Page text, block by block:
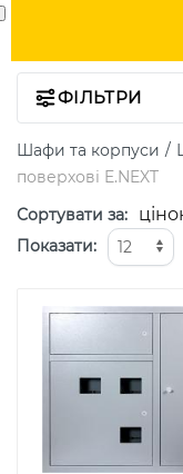
ФІЛЬТРИ
Шафи та корпуси
поверхові E.NEXT
Сортувати за:
Показати: